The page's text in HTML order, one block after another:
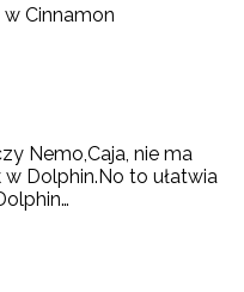
Cinnamon
Nemo,Caja, nie ma
w Dolphin.No to ułatwia